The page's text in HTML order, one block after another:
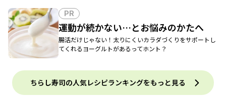
PR
運動が続かない…とお悩みのかたへ
腸活だけじゃない！太りにくいカラダづくりをサポートし
てくれるヨーグルトがあるってホント？
ちらし寿司の人気レシピランキングをもっと見る